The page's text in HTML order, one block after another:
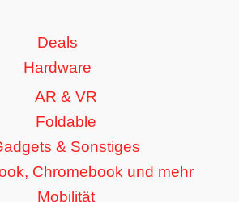
Deals
Hardware
AR & VR
Foldable
& Sonstiges
Chromebook und mehr
Mobilität